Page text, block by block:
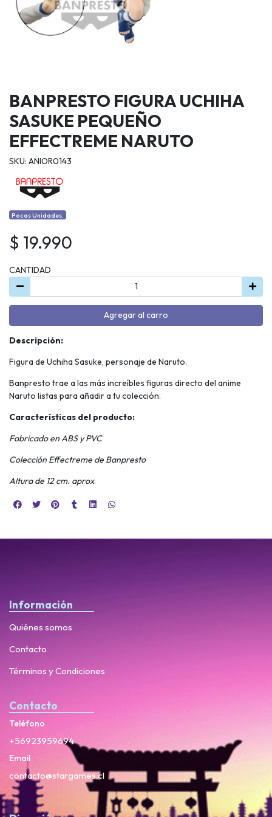
BANPRESTO FIGURA UCHIHA
SASUKE PEQUEÑO
EFFECTREME NARUTO
SKU: ANIOR0143
Pocas Unidades.
$ 19.990
CANTIDAD
Agregar al carro
Descripción:
Figura de Uchiha Sasuke, personaje de Naruto.
Banpresto trae a las más increíbles figuras directo del anime
Naruto listas para añadir a tu colección.
Características del producto:
Fabricado en ABS y PVC
Colección Effectreme de Banpresto
Altura de 12 cm. aprox.
Información
Quiénes somos
Contacto
Términos y Condiciones
Contacto
Teléfono
+56923959694
Email
contacto@stargames.cl